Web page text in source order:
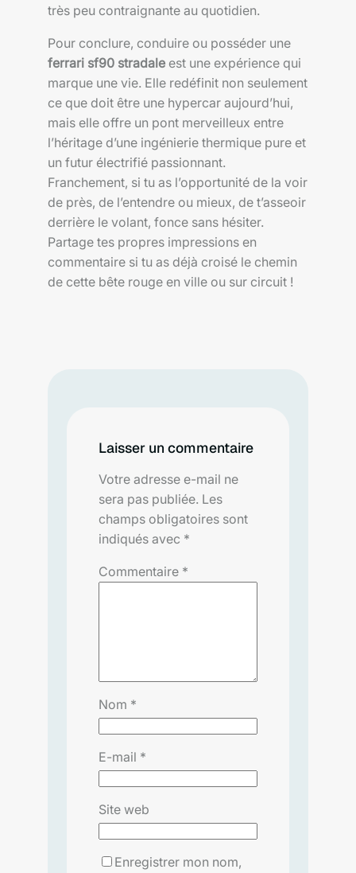
très peu contraignante au quotidien.
Pour conclure, conduire ou posséder une
ferrari sf90 stradale est une expérience qui
marque une vie. Elle redéfinit non seulement
ce que doit être une hypercar aujourd’hui,
mais elle offre un pont merveilleux entre
l’héritage d’une ingénierie thermique pure et
un futur électrifié passionnant.
Franchement, si tu as l’opportunité de la voir
de près, de l’entendre ou mieux, de t’asseoir
derrière le volant, fonce sans hésiter.
Partage tes propres impressions en
commentaire si tu as déjà croisé le chemin
de cette bête rouge en ville ou sur circuit !
Laisser un commentaire
Votre adresse e-mail ne
sera pas publiée. Les
champs obligatoires sont
indiqués avec *
Commentaire *
Nom *
E-mail *
Site web
Enregistrer mon nom,